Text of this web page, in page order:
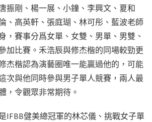
振剛、楊一展、小鐘、李興文、夏和
、高英軒、張庭瑚、林可彤、藍波老師
，賽事分爲女單、女雙、男單、男雙、
加比賽。禾浩辰與修杰楷的同場較勁更
杰楷認為演藝圈唯一能贏過他的，可能
次與他同時參與男子單人競賽，兩人最
，令觀眾非常期待。
IFBB健美總冠軍的林芯儀、挑戰女子單